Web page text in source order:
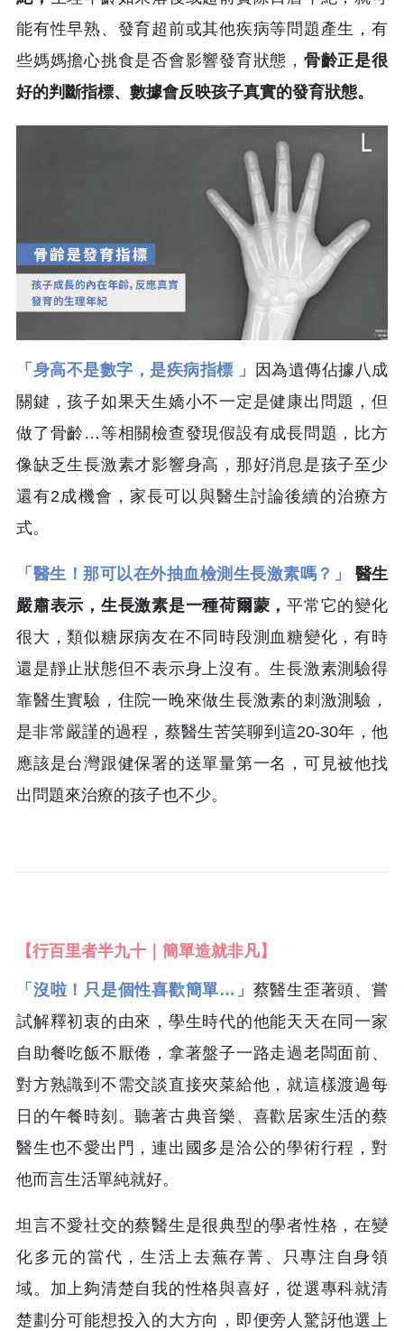
能有性早熟、發育超前或其他疾病等問題產生，有
些媽媽擔心挑食是否會影響發育狀態， 骨齡正是很
好的判斷指標、數據會反映孩子真實的發育狀態。
「身高不是數字，是疾病指標 」
因為遺傳佔據八成
關鍵，孩子如果天生嬌小不一定是健康出問題，但
做了骨齡…等相關檢查發現假設有成長問題，比方
像缺乏生長激素才影響身高，那好消息是孩子至少
還有2成機會，家長可以與醫生討論後續的治療方
式。
「醫生！那可以在外抽血檢測生長激素嗎？」
醫生
嚴肅表示，生長激素是一種荷爾蒙，平常它的變化
很大，類似糖尿病友在不同時段測血糖變化，有時
還是靜止狀態但不表示身上沒有。生長激素測驗得
靠醫生實驗，住院一晚來做生長激素的刺激測驗，
是非常嚴謹的過程，蔡醫生苦笑聊到這20-30年，他
應該是台灣跟健保署的送單量第一名，可見被他找
出問題來治療的孩子也不少。
【行百里者半九十｜簡單造就非凡】
「沒啦！只是個性喜歡簡單…」 蔡醫生歪著頭、嘗
試解釋初衷的由來，學生時代的他能天天在同一家
自助餐吃飯不厭倦，拿著盤子一路走過老闆面前、
對方熟識到不需交談直接夾菜給他，就這樣渡過每
日的午餐時刻。聽著古典音樂、喜歡居家生活的蔡
醫生也不愛出門，連出國多是洽公的學術行程，對
他而言生活單純就好。
坦言不愛社交的蔡醫生是很典型的學者性格，在變
化多元的當代，生活上去蕪存菁、只專注自身領
域。加上夠清楚自我的性格與喜好，從選專科就清
楚劃分可能想投入的大方向，即便旁人驚訝他選上